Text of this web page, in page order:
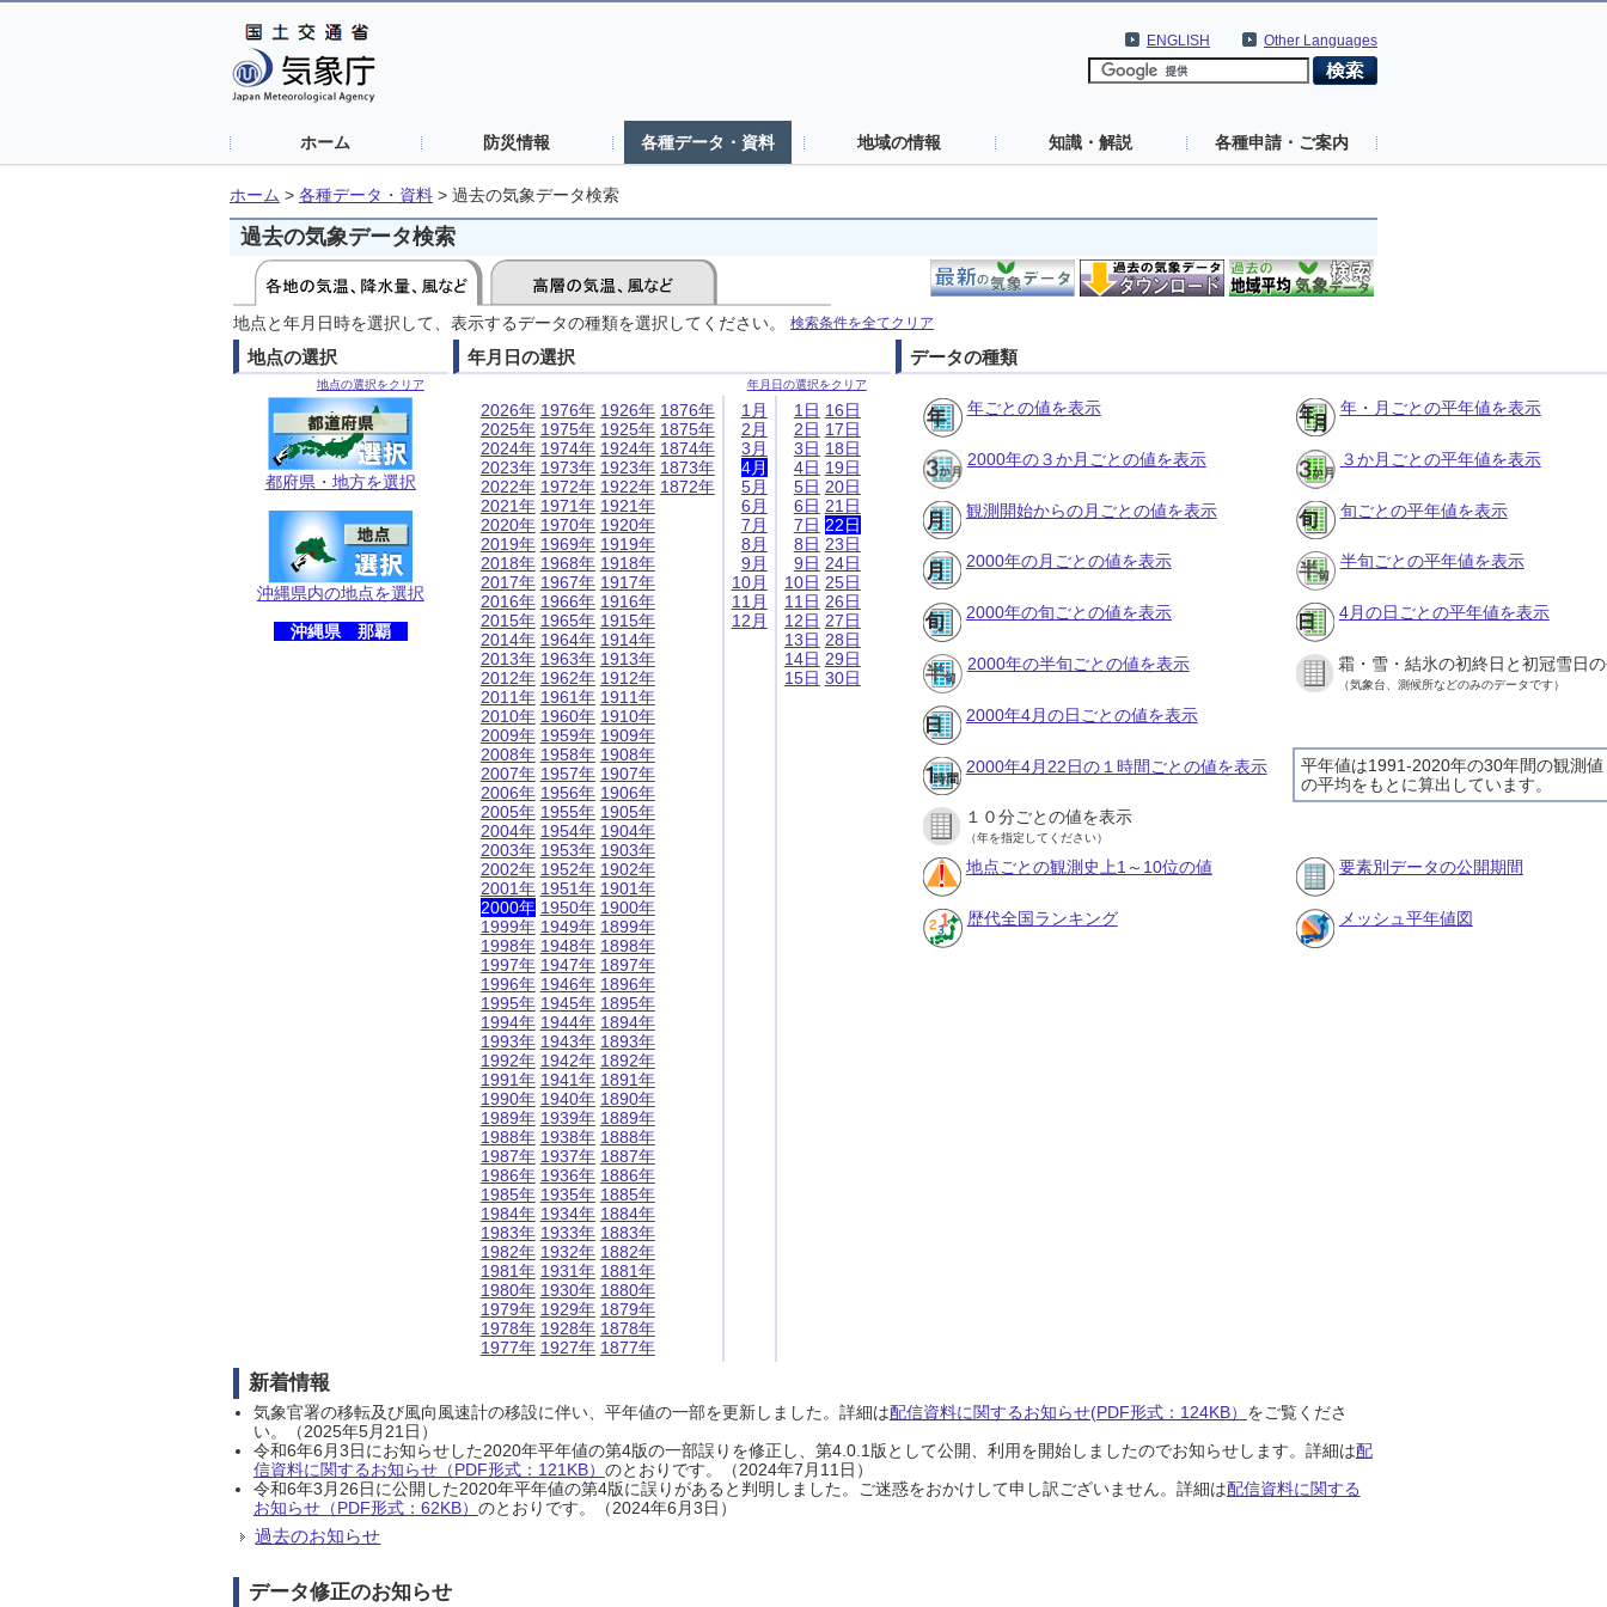
Other Languages
ENGLISH
ホーム 防災情報 各種データ・資料 地域の情報 知識・解説 各種申請・ご案内
ホーム > 各種データ・資料 > 過去の気象データ検索
過去の気象データ検索
地点と年月日時を選択して、表示するデータの種類を選択してください。 検索条件を全てクリア
地点の選択
地点の選択をクリア
都府県・地方を選択
沖縄県内の地点を選択
沖縄県 那覇
年月日の選択
年月日の選択をクリア
2026年
2025年
2024年
2023年
2022年
2021年
2020年
2019年
2018年
2017年
2016年
2015年
2014年
2013年
2012年
2011年
2010年
2009年
2008年
2007年
2006年
2005年
2004年
2003年
2002年
2001年
2000年
1999年
1998年
1997年
1996年
1995年
1994年
1993年
1992年
1991年
1990年
1989年
1988年
1987年
1986年
1985年
1984年
1983年
1982年
1981年
1980年
1979年
1978年
1977年
1976年
1975年
1974年
1973年
1972年
1971年
1970年
1969年
1968年
1967年
1966年
1965年
1964年
1963年
1962年
1961年
1960年
1959年
1958年
1957年
1956年
1955年
1954年
1953年
1952年
1951年
1950年
1949年
1948年
1947年
1946年
1945年
1944年
1943年
1942年
1941年
1940年
1939年
1938年
1937年
1936年
1935年
1934年
1933年
1932年
1931年
1930年
1929年
1928年
1927年
1926年
1925年
1924年
1923年
1922年
1921年
1920年
1919年
1918年
1917年
1916年
1915年
1914年
1913年
1912年
1911年
1910年
1909年
1908年
1907年
1906年
1905年
1904年
1903年
1902年
1901年
1900年
1899年
1898年
1897年
1896年
1895年
1894年
1893年
1892年
1891年
1890年
1889年
1888年
1887年
1886年
1885年
1884年
1883年
1882年
1881年
1880年
1879年
1878年
1877年
1876年
1875年
1874年
1873年
1872年
1月
2月
3月
4月
5月
6月
7月
8月
9月
10月
11月
12月
1日
2日
3日
4日
5日
6日
7日
8日
9日
10日
11日
12日
13日
14日
15日
16日
17日
18日
19日
20日
21日
22日
23日
24日
25日
26日
27日
28日
29日
30日
データの種類
年ごとの値を表示 年・月ごとの平年値を表示
2000年の３か月ごとの値を表示 ３か月ごとの平年値を表示
観測開始からの月ごとの値を表示 旬ごとの平年値を表示
2000年の月ごとの値を表示 半旬ごとの平年値を表示
2000年の旬ごとの値を表示 4月の日ごとの平年値を表示
2000年の半旬ごとの値を表示 霜・雪・結氷の初終日と初冠雪日
（気象台、測候所などのみのデータです）
2000年4月の日ごとの値を表示
平年値は1991-2020年の30年間の観測値
の平均をもとに算出しています。
2000年4月22日の１時間ごとの値を表示
１０分ごとの値を表示
（年を指定してください）
地点ごとの観測史上1～10位の値 要素別データの公開期間
歴代全国ランキング メッシュ平年値図
新着情報
気象官署の移転及び風向風速計の移設に伴い、平年値の一部を更新しました。詳細は配信資料に関するお知らせ(PDF形式：124KB） をご覧くださ
い。（2025年5月21日）
令和6年6月3日にお知らせした2020年平年値の第4版の一部誤りを修正し、第4.0.1版として公開、利用を開始しましたのでお知らせします。詳細は配
信資料に関するお知らせ（PDF形式：121KB） のとおりです。（2024年7月11日）
令和6年3月26日に公開した2020年平年値の第4版に誤りがあると判明しました。ご迷惑をおかけして申し訳ございません。詳細は配信資料に関する
お知らせ（PDF形式：62KB） のとおりです。（2024年6月3日）
過去のお知らせ
データ修正のお知らせ